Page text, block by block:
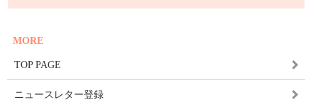
MORE
TOP PAGE
ニュースレター登録